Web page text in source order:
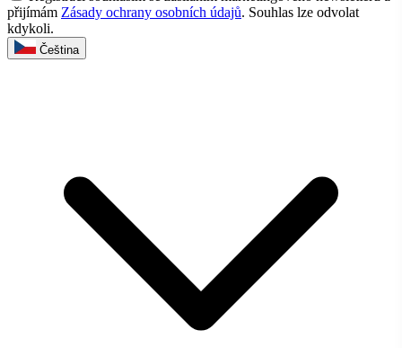
přijímám Zásady ochrany osobních údajů. Souhlas lze odvolat
kdykoli.
Čeština